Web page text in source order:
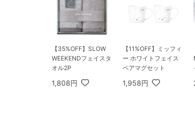
【35%OFF】SLOW
WEEKENDフェイスタ
オル2P
1,808円
【11%OFF】ミッフィ
ー ホワイトフェイス
ペアマグセット
1,958円